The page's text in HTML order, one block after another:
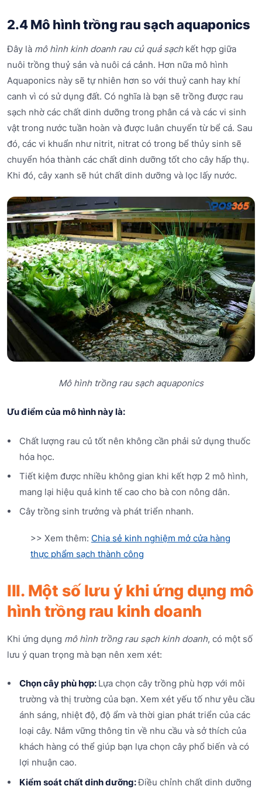
2.4 Mô hình trồng rau sạch aquaponics
Đây là mô hình kinh doanh rau củ quả sạchkết hợp giữa
nuôi trồng thuỷ sản và nuôi cá cảnh. Hơn nữa mô hình
Aquaponics này sẽ tự nhiên hơn so với thuỷ canh hay khí
canh vì có sử dụng đất. Có nghĩa là bạn sẽ trồng được rau
sạch nhờ các chất dinh dưỡng trong phân cá và các vi sinh
vật trong nước tuần hoàn và được luân chuyển từ bể cá. Sau
đó, các vi khuẩn như nitrit, nitrat có trong bể thủy sinh sẽ
chuyển hóa thành các chất dinh dưỡng tốt cho cây hấp thụ.
Khi đó, cây xanh sẽ hút chất dinh dưỡng và lọc lấy nước.
Mô hình trồng rau sạch aquaponics
Ưu điểm của mô hình này là:
Chất lượng rau củ tốt nên không cần phải sử dụng thuốc
hóa học.
Tiết kiệm được nhiều không gian khi kết hợp 2 mô hình,
mang lại hiệu quả kinh tế cao cho bà con nông dân.
Cây trồng sinh trưởng và phát triển nhanh.
>> Xem thêm: Chia sẻ kinh nghiệm mở cửa hàng
thực phẩm sạch thành công
III. Một số lưu ý khi ứng dụng mô
hình trồng rau kinh doanh
Khi ứng dụng mô hình trồng rau sạch kinh doanh, có một số
lưu ý quan trọng mà bạn nên xem xét:
Chọn cây phù hợp: Lựa chọn cây trồng phù hợp với môi
trường và thị trường của bạn. Xem xét yếu tố như yêu cầu
ánh sáng, nhiệt độ, độ ẩm và thời gian phát triển của các
loại cây. Nắm vững thông tin về nhu cầu và sở thích của
khách hàng có thể giúp bạn lựa chọn cây phổ biến và có
lợi nhuận cao.
Kiểm soát chất dinh dưỡng:Điều chỉnh chất dinh dưỡng